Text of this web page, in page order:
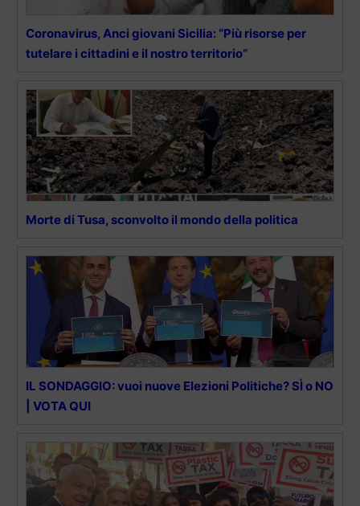
Coronavirus, Anci giovani Sicilia: “Più risorse per
tutelare i cittadini e il nostro territorio”
Morte di Tusa, sconvolto il mondo della politica
IL SONDAGGIO: vuoi nuove Elezioni Politiche? SÌ o NO
| VOTA QUI